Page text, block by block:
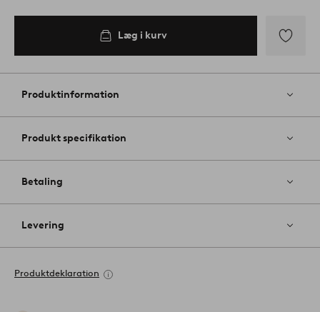
Læg i kurv
til
Produktinformation
Produkt specifikation
Betaling
Levering
Produktdeklaration